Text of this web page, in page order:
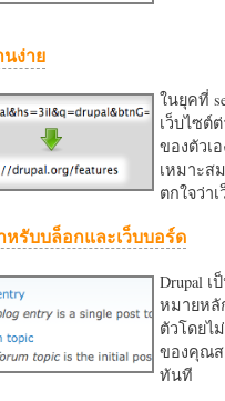
ง่าย
ในยุคที่
เว็บไซต์
ของตัวเ
เหมาะส
ตกใจว่า
รับบล็อกและเว็บบอร์ด
Drupal
หมายหลั
ตัวโดยไ
ของคุณส
ทันที